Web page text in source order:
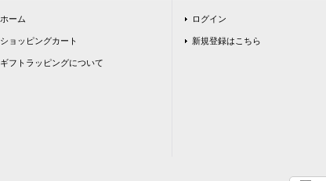
ホーム
ショッピングカート
ギフトラッピングについて
ログイン
新規登録はこちら